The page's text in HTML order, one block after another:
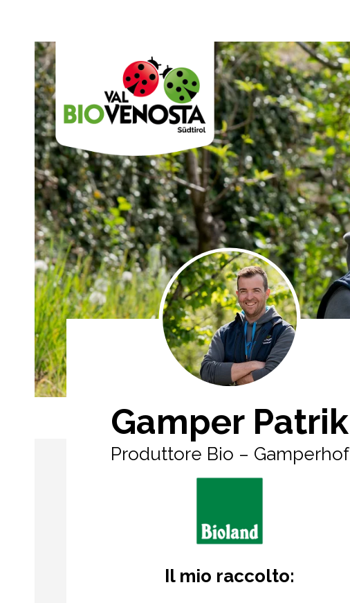
Gamper Patrik
Produttore Bio – Gamperhof
Il mio raccolto: